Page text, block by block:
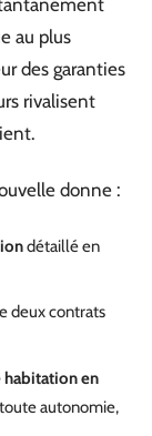
au plus
des garanties
rivalisent
donne :
détaillé en
deux contrats
habitation en
autonomie,